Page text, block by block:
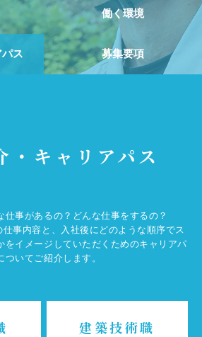
働く環境
ス 募集要項
・キャリアパス
仕事があるの？どんな仕事をするの？
事内容と、入社後にどのような順序でス
をイメージしていただくためのキャリアパ
ついてご紹介します。
建築技術職